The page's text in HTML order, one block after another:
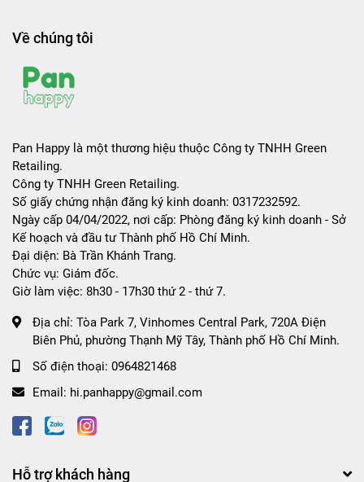
Về chúng tôi
Pan Happy là một thương hiệu thuộc Công ty TNHH Green
Retailing.
Công ty TNHH Green Retailing.
Số giấy chứng nhận đăng ký kinh doanh: 0317232592.
Ngày cấp 04/04/2022, nơi cấp: Phòng đăng ký kinh doanh - Sở
Kế hoạch và đầu tư Thành phố Hồ Chí Minh.
Đại diện: Bà Trần Khánh Trang.
Chức vụ: Giám đốc.
Giờ làm việc: 8h30 - 17h30 thứ 2 - thứ 7.
Địa chỉ: Tòa Park 7, Vinhomes Central Park, 720A Điện
Biên Phủ, phường Thạnh Mỹ Tây, Thành phố Hồ Chí Minh.
Số điện thoại: 0964821468
Email: hi.panhappy@gmail.com
Hỗ trợ khách hàng